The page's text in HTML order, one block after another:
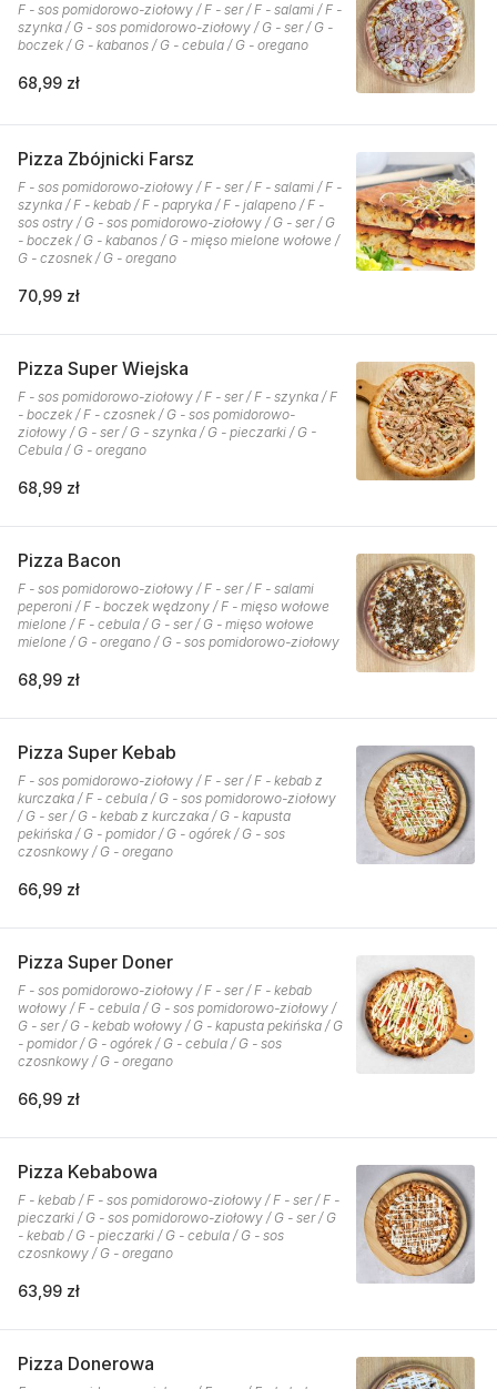
F - sos pomidorowo-ziołowy / F - ser / F - salami / F -
szynka / G - sos pomidorowo-ziołowy / G - ser / G -
boczek / G - kabanos / G - cebula / G - oregano
68,99 zł
Pizza Zbójnicki Farsz
F - sos pomidorowo-ziołowy / F - ser / F - salami / F -
szynka / F - kebab / F - papryka / F - jalapeno / F -
sos ostry / G - sos pomidorowo-ziołowy / G - ser / G
- boczek / G - kabanos / G - mięso mielone wołowe /
G - czosnek / G - oregano
70,99 zł
Pizza Super Wiejska
F - sos pomidorowo-ziołowy / F - ser / F - szynka / F
- boczek / F - czosnek / G - sos pomidorowo-
ziołowy / G - ser / G - szynka / G - pieczarki / G -
Cebula / G - oregano
68,99 zł
Pizza Bacon
F - sos pomidorowo-ziołowy / F - ser / F - salami
peperoni / F - boczek wędzony / F - mięso wołowe
mielone / F - cebula / G - ser / G - mięso wołowe
mielone / G - oregano / G - sos pomidorowo-ziołowy
68,99 zł
Pizza Super Kebab
F - sos pomidorowo-ziołowy / F - ser / F - kebab z
kurczaka / F - cebula / G - sos pomidorowo-ziołowy
/ G - ser / G - kebab z kurczaka / G - kapusta
pekińska / G - pomidor / G - ogórek / G - sos
czosnkowy / G - oregano
66,99 zł
Pizza Super Doner
F - sos pomidorowo-ziołowy / F - ser / F - kebab
wołowy / F - cebula / G - sos pomidorowo-ziołowy /
G - ser / G - kebab wołowy / G - kapusta pekińska / G
- pomidor / G - ogórek / G - cebula / G - sos
czosnkowy / G - oregano
66,99 zł
Pizza Kebabowa
F - kebab / F - sos pomidorowo-ziołowy / F - ser / F -
pieczarki / G - sos pomidorowo-ziołowy / G - ser / G
- kebab / G - pieczarki / G - cebula / G - sos
czosnkowy / G - oregano
63,99 zł
Pizza Donerowa